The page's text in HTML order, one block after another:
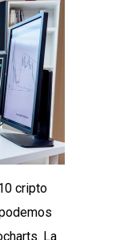
cripto
La